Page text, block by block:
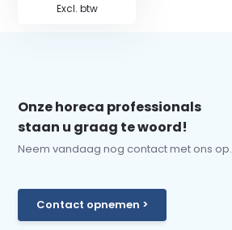
Excl. btw
Onze horeca professionals
staan u graag te woord!
Neem vandaag nog contact met ons op.
Contact opnemen >